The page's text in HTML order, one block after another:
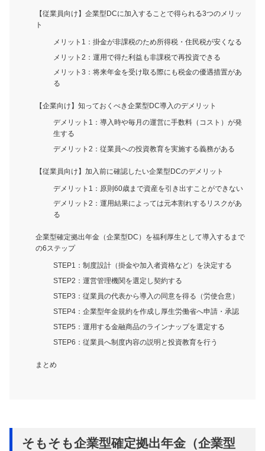
【従業員向け】企業型DCに加入することで得られる3つのメリッ
ト
メリット1：掛金が非課税のため所得税・住民税が安くなる
メリット2：運用で得た利益も非課税で再投資できる
メリット3：将来年金を受け取る際にも税金の優遇措置があ
る
【企業向け】知っておくべき企業型DC導入のデメリット
デメリット1：導入時や毎月の運営に手数料（コスト）が発
生する
デメリット2：従業員への投資教育を実施する義務がある
【従業員向け】加入前に確認したい企業型DCのデメリット
デメリット1：原則60歳まで資産を引き出すことができない
デメリット2：運用結果によっては元本割れするリスクがあ
る
企業型確定拠出年金（企業型DC）を福利厚生として導入するまで
の6ステップ
STEP1：制度設計（掛金や加入者資格など）を決定する
STEP2：運営管理機関を選定し契約する
STEP3：従業員の代表から導入の同意を得る（労使合意）
STEP4：企業型年金規約を作成し厚生労働省へ申請・承認
STEP5：運用する金融商品のラインナップを選定する
STEP6：従業員へ制度内容の説明と投資教育を行う
まとめ
そもそも企業型確定拠出年金（企業型